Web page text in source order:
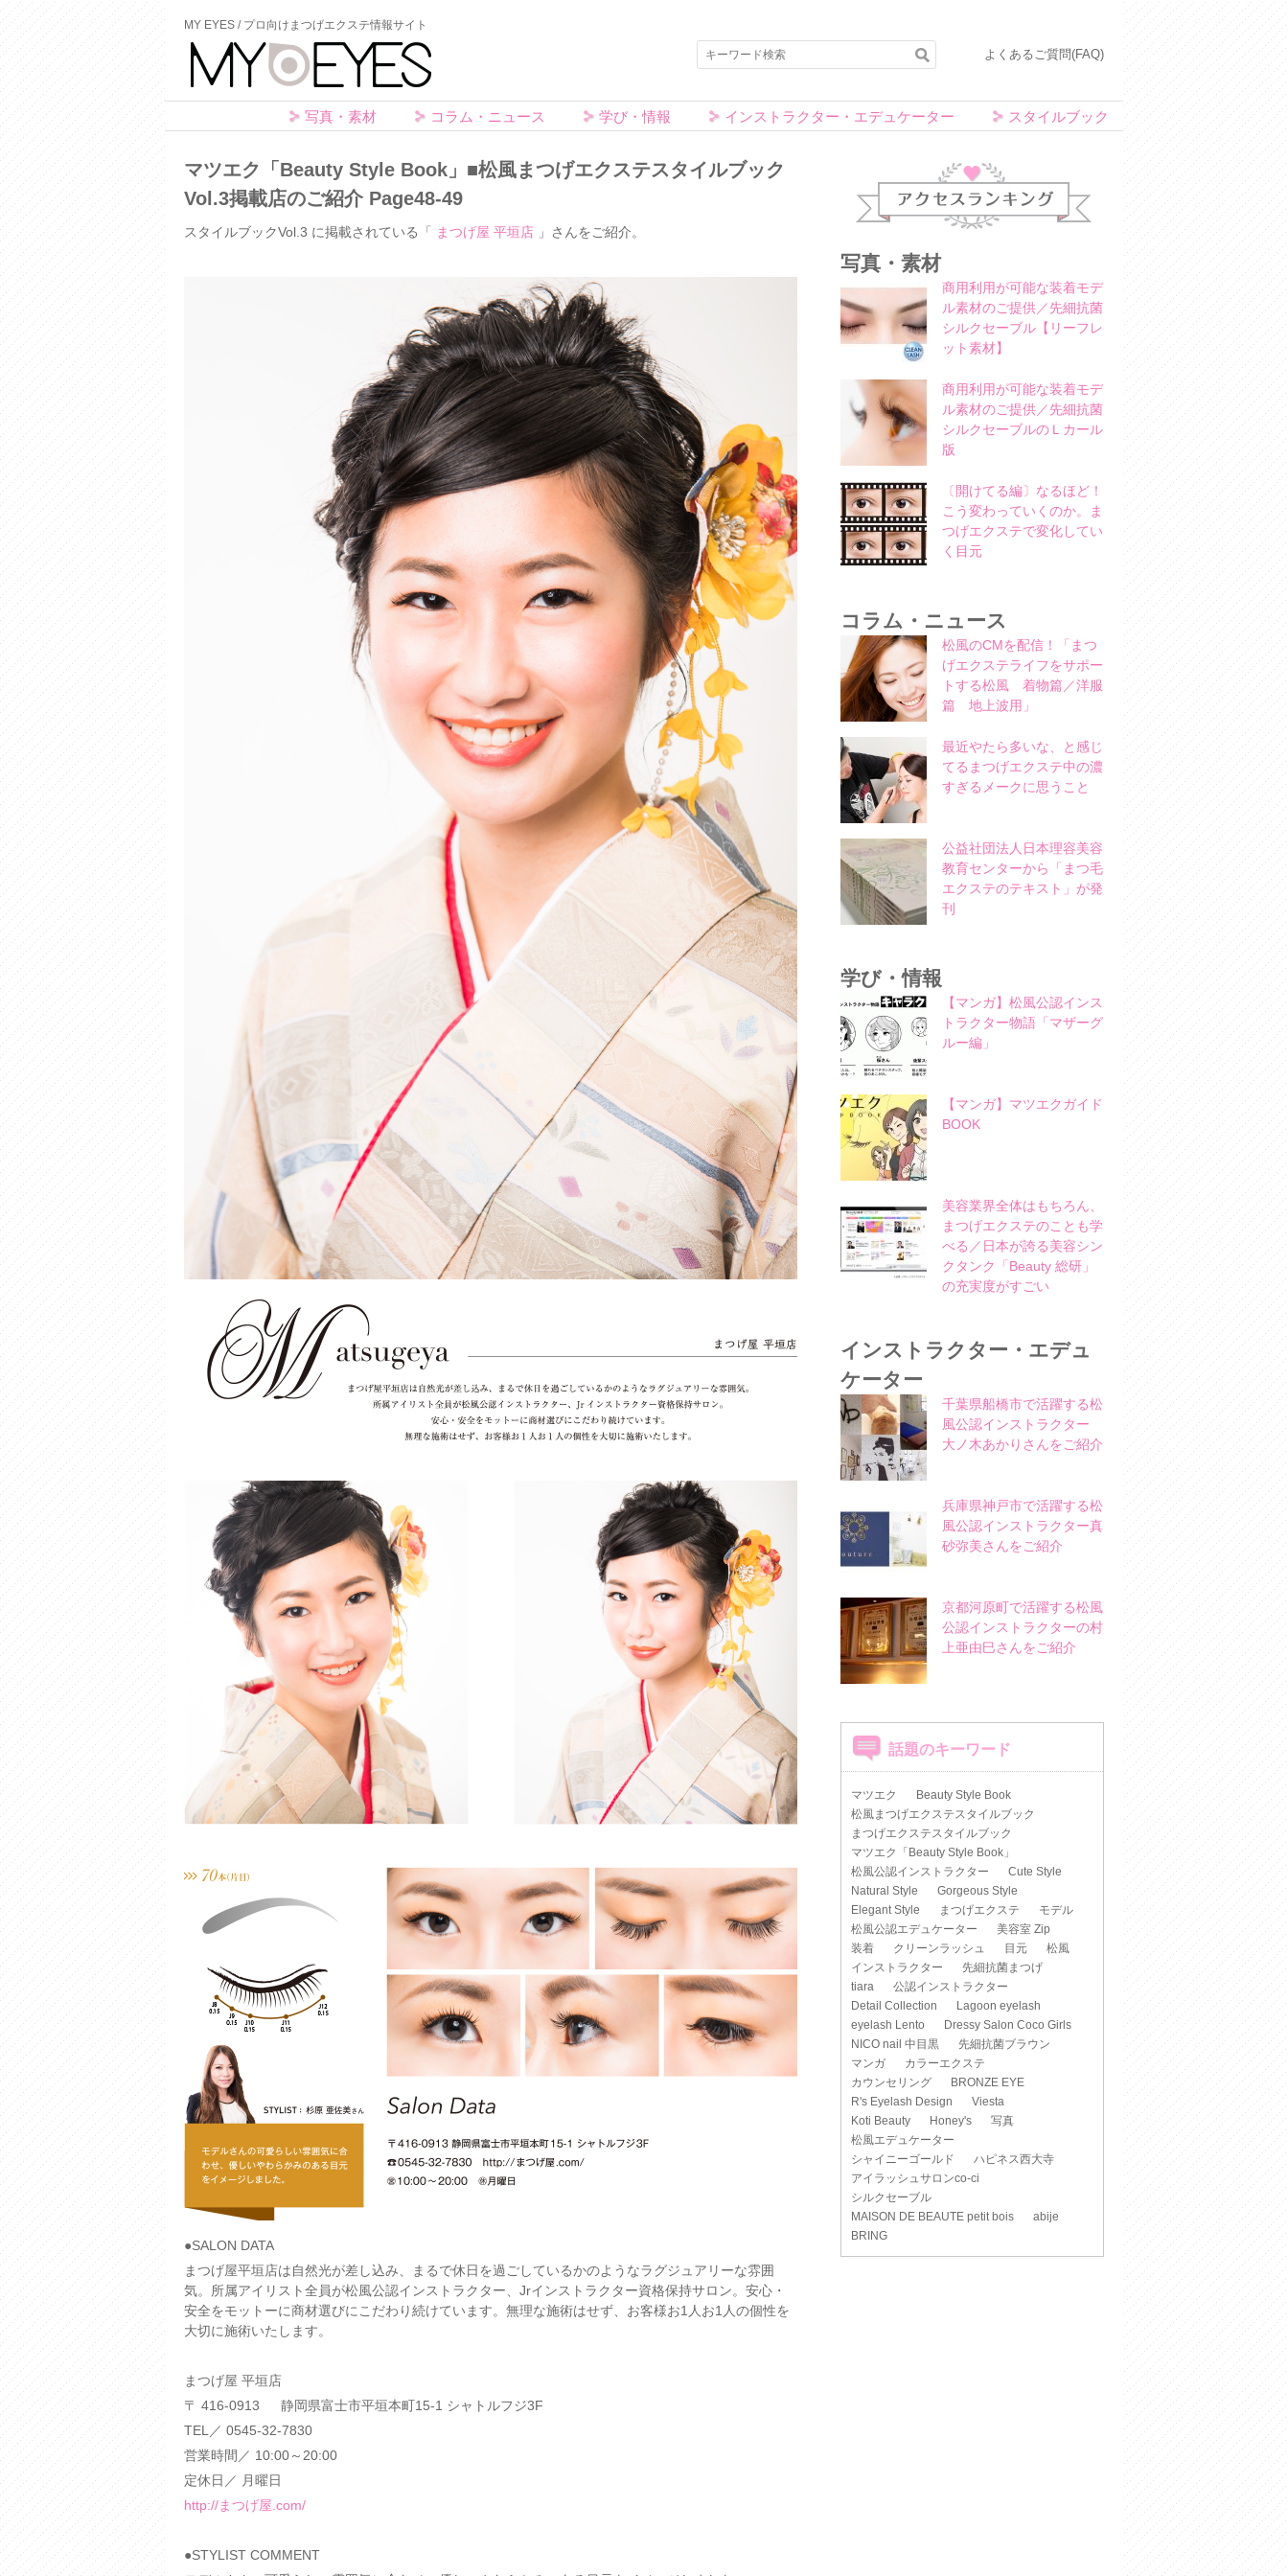
MY EYES / プロ向けまつげエクステ情報サイト
よくあるご質問(FAQ)
写真・素材 コラム・ニュース 学び・情報 インストラクター・エデュケーター スタイルブック
マツエク「Beauty Style Book」■松風まつげエクステスタイルブック
Vol.3掲載店のご紹介 Page48-49
スタイルブックVol.3 に掲載されている「 まつげ屋 平垣店 」さんをご紹介。
●SALON DATA
まつげ屋平垣店は自然光が差し込み、まるで休日を過ごしているかのようなラグジュアリーな雰囲
気。所属アイリスト全員が松風公認インストラクター、Jrインストラクター資格保持サロン。安心・
安全をモットーに商材選びにこだわり続けています。無理な施術はせず、お客様お1人お1人の個性を
大切に施術いたします。
まつげ屋 平垣店
〒 416-0913 静岡県富士市平垣本町15-1 シャトルフジ3F
TEL／ 0545-32-7830
営業時間／ 10:00～20:00
定休日／ 月曜日
http://まつげ屋.com/
●STYLIST COMMENT
アクセスランキング
写真・素材
商用利用が可能な装着モデ
ル素材のご提供／先細抗菌
シルクセーブル【リーフレ
ット素材】
商用利用が可能な装着モデ
ル素材のご提供／先細抗菌
シルクセーブルのＬカール
版
〔開けてる編〕なるほど！
こう変わっていくのか。ま
つげエクステで変化してい
く目元
コラム・ニュース
松風のCMを配信！「まつ
げエクステライフをサポー
トする松風 着物篇／洋服
篇 地上波用」
最近やたら多いな、と感じ
てるまつげエクステ中の濃
すぎるメークに思うこと
公益社団法人日本理容美容
教育センターから「まつ毛
エクステのテキスト」が発
刊
学び・情報
【マンガ】松風公認インス
トラクター物語「マザーグ
ルー編」
【マンガ】マツエクガイド
BOOK
美容業界全体はもちろん、
まつげエクステのことも学
べる／日本が誇る美容シン
クタンク「Beauty 総研」
の充実度がすごい
インストラクター・エデュ
ケーター
千葉県船橋市で活躍する松
風公認インストラクター
大ノ木あかりさんをご紹介
兵庫県神戸市で活躍する松
風公認インストラクター真
砂弥美さんをご紹介
京都河原町で活躍する松風
公認インストラクターの村
上亜由巳さんをご紹介
話題のキーワード
マツエク
Beauty Style Book
松風まつげエクステスタイルブック
まつげエクステスタイルブック
マツエク「Beauty Style Book」
松風公認インストラクター
Cute Style
Natural Style
Gorgeous Style
Elegant Style
まつげエクステ
モデル
松風公認エデュケーター
美容室 Zip
装着
クリーンラッシュ 目元
松風
インストラクター
先細抗菌まつげ
tiara
公認インストラクター
Detail Collection
Lagoon eyelash
eyelash Lento
Dressy Salon Coco Girls
NICO nail 中目黒
先細抗菌ブラウン
マンガ
カラーエクステ
カウンセリング
BRONZE EYE
R's Eyelash Design
Viesta
Koti Beauty
Honey's
写真
松風エデュケーター
シャイニーゴールド
ハピネス西大寺
アイラッシュサロンco-ci
シルクセーブル
MAISON DE BEAUTE petit bois
abije
BRING